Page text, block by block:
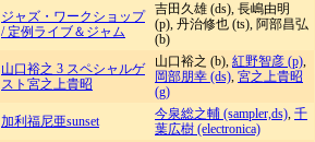
ジャズ・ワークショップ
/ 定例ライブ＆ジャム
吉田久雄 (ds), 長嶋由明
(p), 丹治修也 (ts), 阿部昌弘
(b)
山口裕之 3 スペシャルゲ
スト宮之上貴昭
山口裕之 (b), 紅野智彦 (p),
岡部朋幸 (ds), 宮之上貴昭
(g)
加利福尼亜sunset 今泉総之輔 (sampler,ds), 千
葉広樹 (electronica)